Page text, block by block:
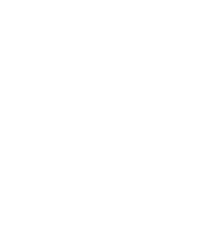
لتقديم أفضل تجربة ممكنة، نستخدم تقنيات مثل
بيانات مثل سلوك التصفح أو معرفات فريدة